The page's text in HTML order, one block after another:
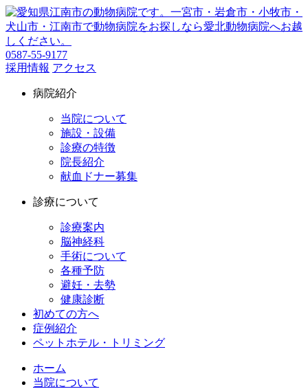
0587-55-9177
採用情報 アクセス
病院紹介
当院について
施設・設備
診療の特徴
院長紹介
献血ドナー募集
診療について
診療案内
脳神経科
手術について
各種予防
避妊・去勢
健康診断
初めての方へ
症例紹介
ペットホテル・トリミング
ホーム
当院について